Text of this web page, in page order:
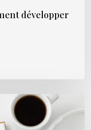
développer